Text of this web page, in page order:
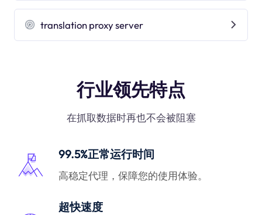
translation proxy server
行业领先特点
在抓取数据时再也不会被阻塞
99.5%正常运行时间
高稳定代理，保障您的使用体验。
超快速度